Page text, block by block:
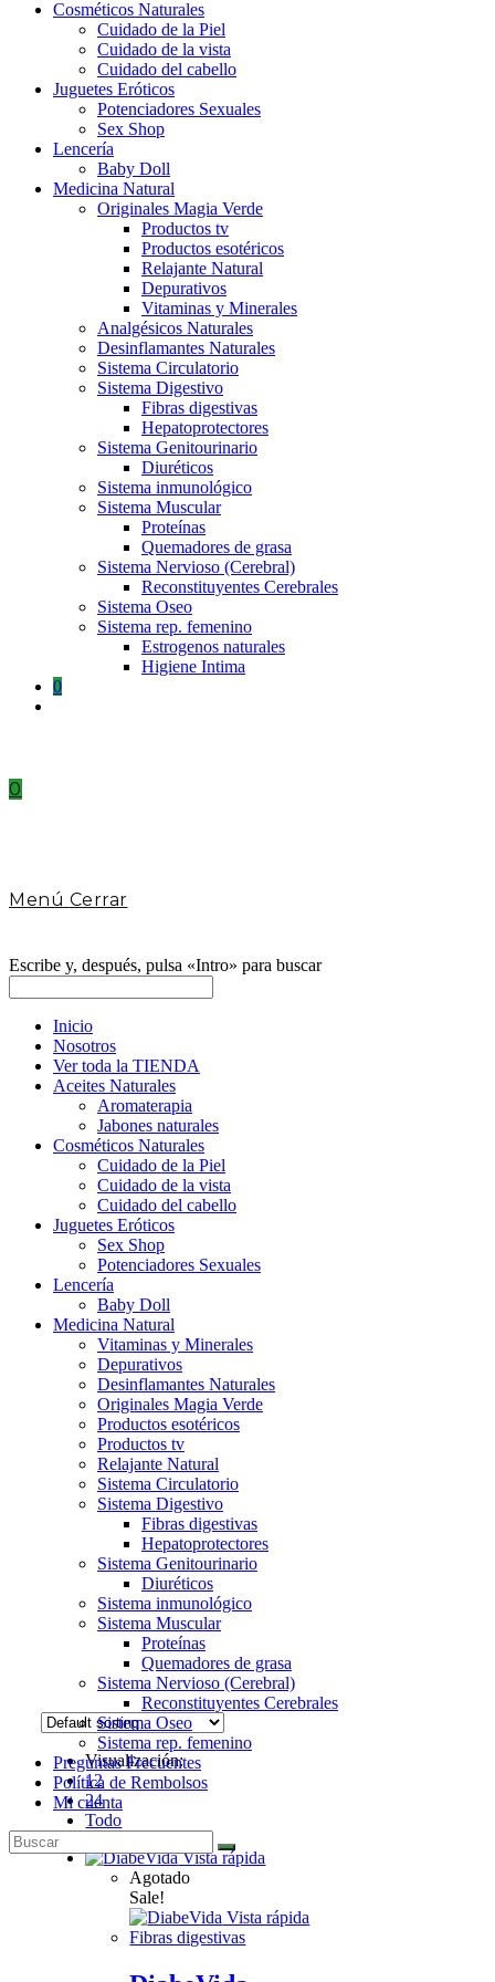
Cosméticos Naturales
Cuidado de la Piel
Cuidado de la vista
Cuidado del cabello
Juguetes Eróticos
Potenciadores Sexuales
Sex Shop
Lencería
Baby Doll
Medicina Natural
Originales Magia Verde
Productos tv
Productos esotéricos
Relajante Natural
Depurativos
Vitaminas y Minerales
Analgésicos Naturales
Desinflamantes Naturales
Sistema Circulatorio
Sistema Digestivo
Fibras digestivas
Hepatoprotectores
Sistema Genitourinario
Diuréticos
Sistema inmunológico
Sistema Muscular
Proteínas
Quemadores de grasa
Sistema Nervioso (Cerebral)
Reconstituyentes Cerebrales
Sistema Oseo
Sistema rep. femenino
Estrogenos naturales
Higiene Intima
0
0
Menú Cerrar
Escribe y, después, pulsa «Intro» para buscar
Inicio
Nosotros
Ver toda la TIENDA
Aceites Naturales
Aromaterapia
Jabones naturales
Cosméticos Naturales
Cuidado de la Piel
Cuidado de la vista
Cuidado del cabello
Juguetes Eróticos
Sex Shop
Potenciadores Sexuales
Lencería
Baby Doll
Medicina Natural
Vitaminas y Minerales
Depurativos
Desinflamantes Naturales
Originales Magia Verde
Productos esotéricos
Productos tv
Relajante Natural
Sistema Circulatorio
Sistema Digestivo
Fibras digestivas
Hepatoprotectores
Sistema Genitourinario
Diuréticos
Sistema inmunológico
Sistema Muscular
Proteínas
Quemadores de grasa
Sistema Nervioso (Cerebral)
Reconstituyentes Cerebrales
Sistema Oseo
Sistema rep. femenino
Preguntas Frecuentes
Política de Rembolsos
Mi cuenta
Visualización:
12
24
Todo
Vista rápida
Agotado
Sale!
Vista rápida
Fibras digestivas